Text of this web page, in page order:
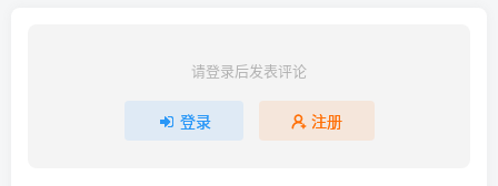
请登录后发表评论
登录 注册